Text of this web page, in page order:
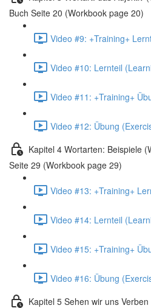
Buch Seite 20 (Workbook page 20)
Video #9: +Training+
Video #10: Lernteil
Video #11: +Training+
Video #12: Übung
Kapitel 4 Wortarten: Beispiele
Seite 29 (Workbook page 29)
Video #13: +Training+
Video #14: Lernteil
Video #15: +Training+
Video #16: Übung
Kapitel 5 Sehen wir uns